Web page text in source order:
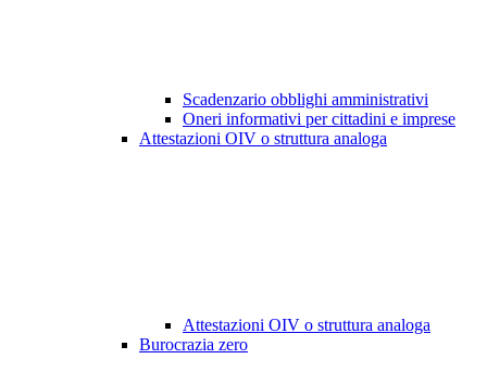
Scadenzario obblighi amministrativi
Oneri informativi per cittadini e imprese
Attestazioni OIV o struttura analoga
Attestazioni OIV o struttura analoga
Burocrazia zero